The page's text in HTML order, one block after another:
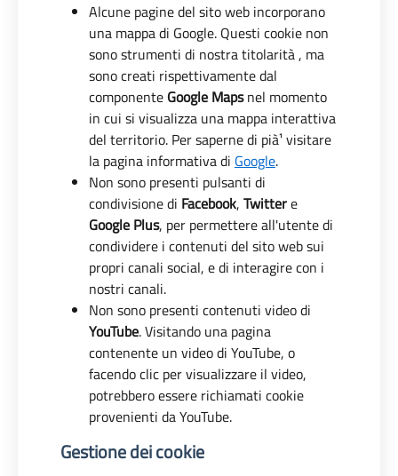
Alcune pagine del sito web incorporano
una mappa di Google. Questi cookie non
sono strumenti di nostra titolarità , ma
sono creati rispettivamente dal
componente Google Mapsnel momento
in cui si visualizza una mappa interattiva
del territorio. Per saperne di pià¹ visitare
la pagina informativa di Google.
Non sono presenti pulsanti di
condivisione di Facebook, Twittere
Google Plus, per permettere all'utente di
condividere i contenuti del sito web sui
propri canali social, e di interagire con i
nostri canali.
Non sono presenti contenuti video di
YouTube. Visitando una pagina
contenente un video di YouTube, o
facendo clic per visualizzare il video,
potrebbero essere richiamati cookie
provenienti da YouTube.
Gestione dei cookie